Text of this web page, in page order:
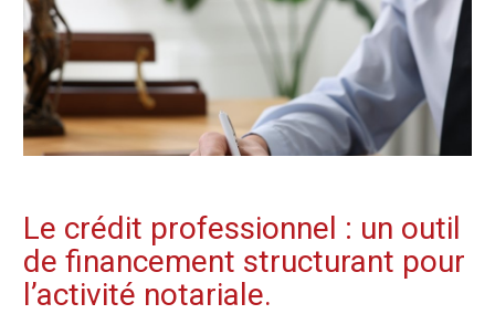
Le crédit professionnel : un outil
de financement structurant pour
l’activité notariale.